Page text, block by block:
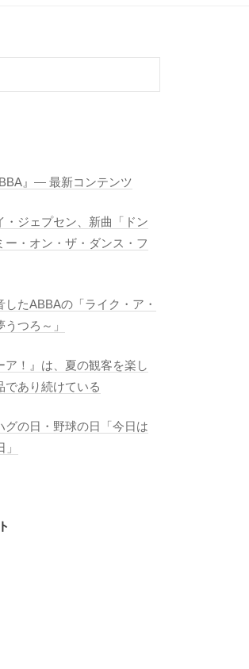
』― 最新コンテンツ
・ジェプセン、新曲「ドン
ー・オン・ザ・ダンス・フ
したABBAの「ライク・ア・
つろ～」
ア！』は、夏の観客を楽し
であり続けている
グの日・野球の日「今日は